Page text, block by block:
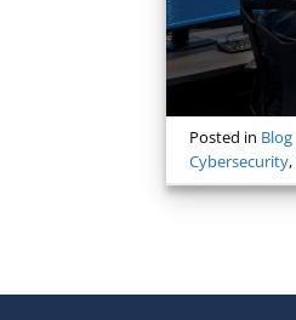
Posted in Blog
Cybersecurity,